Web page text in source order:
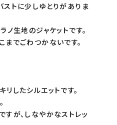
ストに少しゆとりがありま
生地のジャケットです。
までごわつかないです。
したシルエットです。
すが、しなやかなストレッ